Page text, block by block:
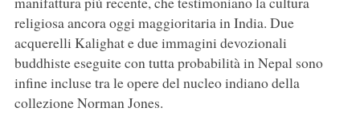
religiosa ancora oggi maggioritaria in India. Due
acquerelli Kalighat e due immagini devozionali
buddhiste eseguite con tutta probabilità in Nepal sono
infine incluse tra le opere del nucleo indiano della
collezione Norman Jones.